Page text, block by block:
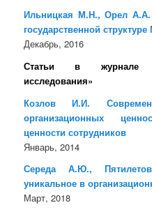
Ильницкая М.Н., Орел А.А.
государственной
Декабрь, 2016
Статьи в журнале
исследования»
Козлов И.И.
организационных
ценности сотрудников
Январь, 2014
Середа А.Ю.,
уникальное в
Март, 2018